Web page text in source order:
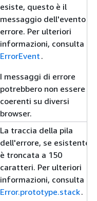
esiste, questo è il
messaggio dell'evento di
errore. Per ulteriori
informazioni, consulta
ErrorEvent .
I messaggi di errore
potrebbero non essere
coerenti su diversi
browser.
La traccia della pila
dell'errore, se esistente,
è troncata a 150
caratteri. Per ulteriori
informazioni, consulta
Error.prototype.stack.